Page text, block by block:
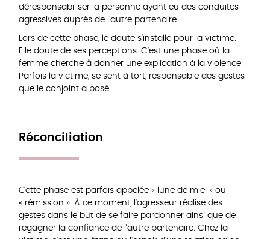
déresponsabiliser la personne ayant eu des conduites
agressives auprès de l’autre partenaire.
Lors de cette phase, le doute s’installe pour la victime.
Elle doute de ses perceptions. C’est une phase où la
femme cherche à donner une explication à la violence.
Parfois la victime, se sent à tort, responsable des gestes
que le conjoint a posé.
Réconciliation
Cette phase est parfois appelée « lune de miel » ou
« rémission ». À ce moment, l’agresseur réalise des
gestes dans le but de se faire pardonner ainsi que de
regagner la confiance de l’autre partenaire. Chez la